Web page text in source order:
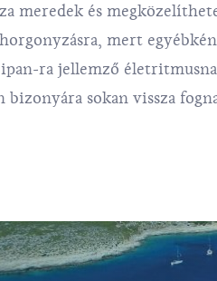
meredek és
mert
ra jellemző
bizonyára sokan vissza